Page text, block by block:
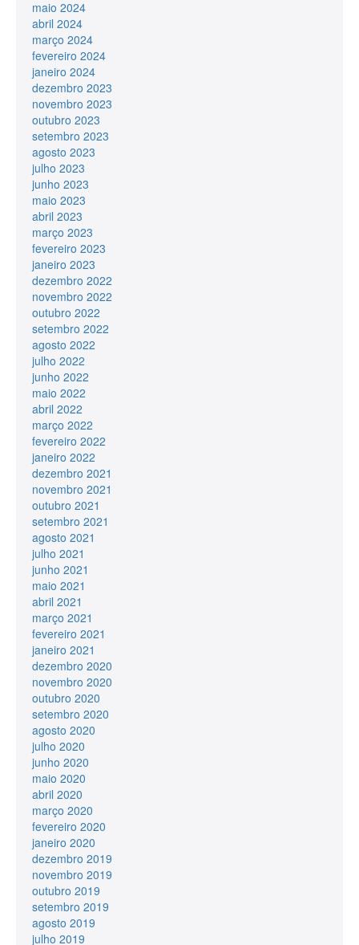
maio 2024
abril 2024
março 2024
fevereiro 2024
janeiro 2024
dezembro 2023
novembro 2023
outubro 2023
setembro 2023
agosto 2023
julho 2023
junho 2023
maio 2023
abril 2023
março 2023
fevereiro 2023
janeiro 2023
dezembro 2022
novembro 2022
outubro 2022
setembro 2022
agosto 2022
julho 2022
junho 2022
maio 2022
abril 2022
março 2022
fevereiro 2022
janeiro 2022
dezembro 2021
novembro 2021
outubro 2021
setembro 2021
agosto 2021
julho 2021
junho 2021
maio 2021
abril 2021
março 2021
fevereiro 2021
janeiro 2021
dezembro 2020
novembro 2020
outubro 2020
setembro 2020
agosto 2020
julho 2020
junho 2020
maio 2020
abril 2020
março 2020
fevereiro 2020
janeiro 2020
dezembro 2019
novembro 2019
outubro 2019
setembro 2019
agosto 2019
julho 2019